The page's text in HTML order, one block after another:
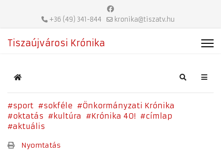
+36 (49) 341-844 kronika@tiszatv.hu
Tiszaújvárosi Krónika
Home Search
sport sokféle
Önkormányzati Krónika
oktatás
kultúra Krónika 40!
címlap
aktuális
Nyomtatás